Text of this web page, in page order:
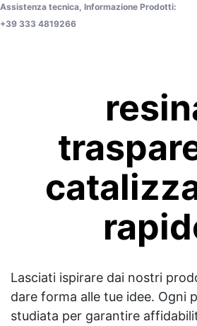
Assistenza tecnica, Informazione Prodotti:
+39 333 4819266
Lasciati ispirare dai nostri
dare forma alle tue idee. Ogni
studiata per garantire